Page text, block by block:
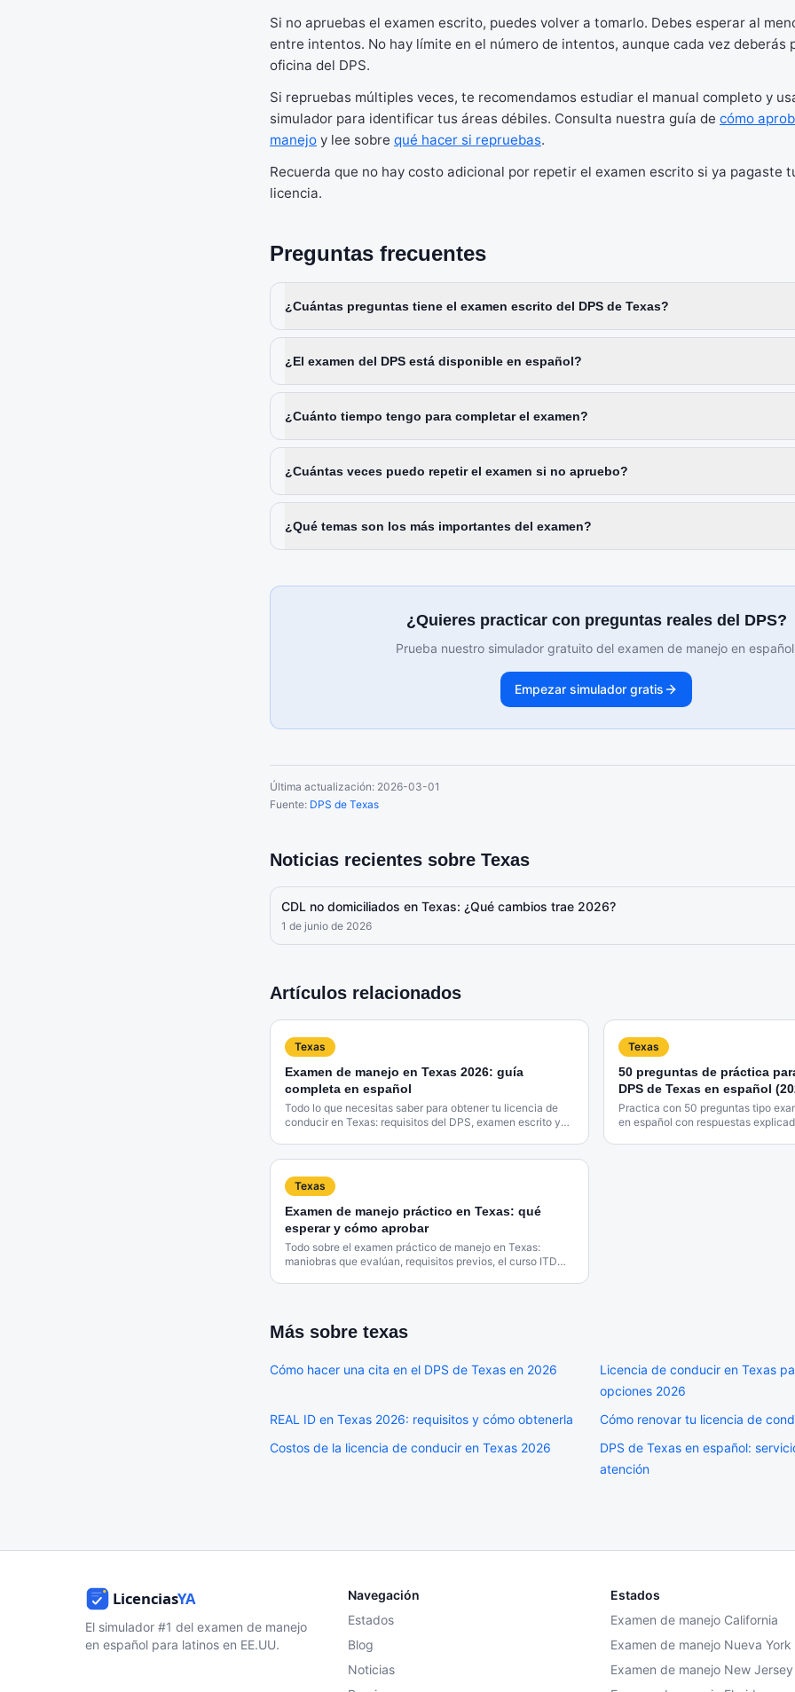
Si no apruebas el examen escrito, puedes volver a tomarlo. Debes esperar al
entre intentos. No hay límite en el número de intentos, aunque cada vez deberás
oficina del DPS.
Si repruebas múltiples veces, te recomendamos estudiar el manual completo y
simulador para identificar tus áreas débiles. Consulta nuestra guía de cómo
manejo y lee sobre qué hacer si repruebas.
Recuerda que no hay costo adicional por repetir el examen escrito si ya pagaste
licencia.
Preguntas frecuentes
¿Cuántas preguntas tiene el examen escrito del DPS de Texas?
¿El examen del DPS está disponible en español?
¿Cuánto tiempo tengo para completar el examen?
¿Cuántas veces puedo repetir el examen si no apruebo?
¿Qué temas son los más importantes del examen?
¿Quieres practicar con preguntas reales del DPS?
Prueba nuestro simulador gratuito del examen de manejo en
Empezar simulador gratis
Última actualización: 2026-03-01
Fuente: DPS de Texas
Noticias recientes sobre Texas
CDL no domiciliados en Texas: ¿Qué cambios trae 2026?
1 de junio de 2026
Artículos relacionados
Texas
Examen de manejo en Texas 2026: guía
completa en español
Todo lo que necesitas saber para obtener tu licencia de
conducir en Texas: requisitos del DPS, examen escrito y
Texas
50 preguntas de práctica
DPS de Texas en español
Practica con 50 preguntas tipo
en español con respuestas
Texas
Examen de manejo práctico en Texas: qué
esperar y cómo aprobar
Todo sobre el examen práctico de manejo en Texas:
maniobras que evalúan, requisitos previos, el curso ITD
Más sobre texas
Cómo hacer una cita en el DPS de Texas en 2026
Licencia de conducir en Texas
opciones 2026
REAL ID en Texas 2026: requisitos y cómo obtenerla
Cómo renovar tu licencia de
Costos de la licencia de conducir en Texas 2026
DPS de Texas en español:
atención
El simulador #1 del examen de manejo
en español para latinos en EE.UU.
Navegación
Estados
Blog
Noticias
Estados
Examen de manejo California
Examen de manejo Nueva York
Examen de manejo New Jersey